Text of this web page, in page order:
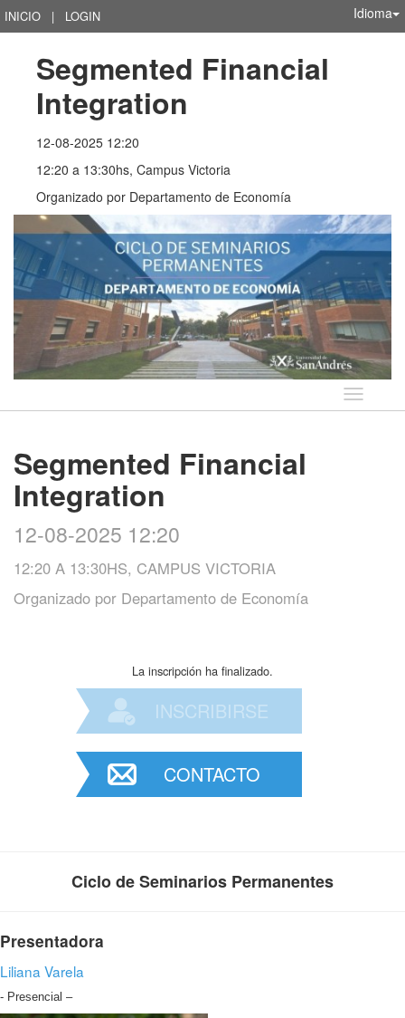
INICIO | LOGIN Idioma
Segmented Financial
Integration
12-08-2025 12:20
12:20 a 13:30hs, Campus Victoria
Organizado por Departamento de Economía
Idioma
Segmented Financial
Integration
12-08-2025 12:20
12:20 A 13:30HS, CAMPUS VICTORIA
Organizado por Departamento de Economía
La inscripción ha finalizado.
INSCRIBIRSE
CONTACTO
Ciclo de Seminarios Permanentes
Presentadora
Liliana Varela
- Presencial –